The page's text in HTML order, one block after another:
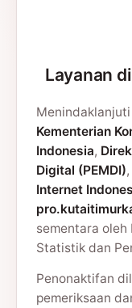
Layanan
Kementerian
Indonesia,
Digital (PEMDI)
Internet
sementara oleh
Statistik dan
Penonaktifan
pemeriksaan